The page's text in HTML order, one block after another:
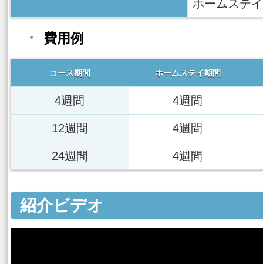
ホームステ
費用例
コース期間 ホームステイ期間
4週間 4週間
12週間 4週間
24週間 4週間
紹介ビデオ